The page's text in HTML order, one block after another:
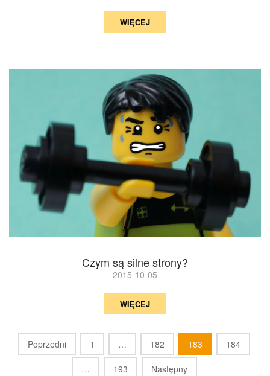
WIĘCEJ
Czym są silne strony?
2015-10-05
WIĘCEJ
Stronicowanie
wpisów
Poprzedni 1 … 182 183 184
… 193 Następny